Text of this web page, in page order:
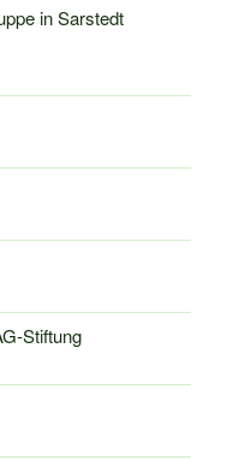
in Sarstedt
Stiftung